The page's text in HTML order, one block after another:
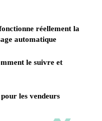
réellement la
automatique
le suivre et
les vendeurs